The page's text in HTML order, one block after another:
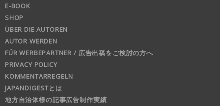
E-BOOK
SHOP
ÜBER DIE AUTOREN
AUTOR WERDEN
FÜR WERBEPARTNER / 広告出稿をご検討の方へ
PRIVACY POLICY
KOMMENTARREGELN
JAPANDIGESTとは
地方自治体様の記事広告制作実績